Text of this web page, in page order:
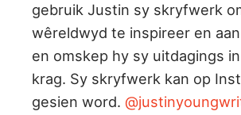
gebruik Justin sy skryfwerk
wêreldwyd te inspireer en
en omskep hy sy uitdagings
krag. Sy skryfwerk kan op
gesien word.